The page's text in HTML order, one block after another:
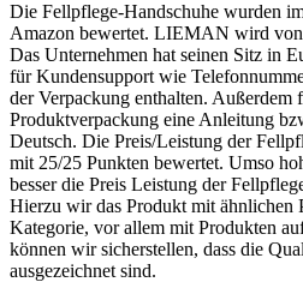
Die Fellpflege-Handschuhe wurden
Amazon bewertet. LIEMAN wird
Das Unternehmen hat seinen Sitz in
für Kundensupport wie
der Verpackung enthalten. Außerdem
Produktverpackung eine Anleitung
Deutsch. Die Preis/Leistung der
mit 25/25 Punkten bewertet. Umso
besser die Preis Leistung der
Hierzu wir das Produkt mit ähnlichen
Kategorie, vor allem mit Produkten
können wir sicherstellen, dass die
ausgezeichnet sind.